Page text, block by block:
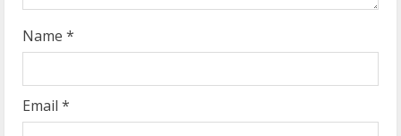
g
Name *
Email *